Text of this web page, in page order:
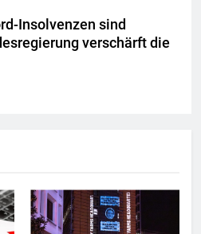
Insolvenzen sind
verschärft die